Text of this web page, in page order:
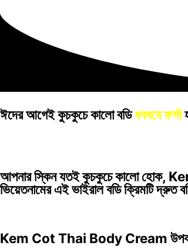
ঈদের আগেই কুচকুচে কালো বডিধবধবে ফর্সা
আপনার স্কিন যতই কুচকুচে কালো হোক,
ভিয়েতনামের এই ভাইরাল বডি ক্রিমটি দ্রুত
Kem Cot Thai Body Cream